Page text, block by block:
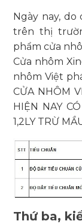
Ngày nay,
trên thị
phẩm cửa
Cửa nhôm
nhôm Việt
CỬA NHÔM
HIỆN NAY
1,2LY TRỪ
Thứ ba,